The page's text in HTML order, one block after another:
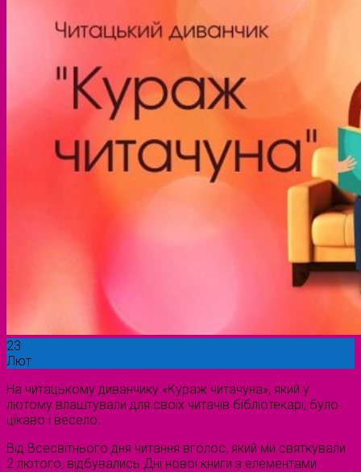
23
Лют
На читацькому диванчику «Кураж читачуна», який у
лютому влаштували для своїх читачів бібліотекарі, було
цікаво і весело.
Від Всесвітнього дня читання вголос, який ми святкували
2 лютого, відбувались Дні нової книги з елементами